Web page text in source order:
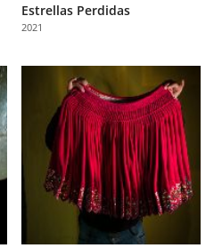
Estrellas Perdidas
2021